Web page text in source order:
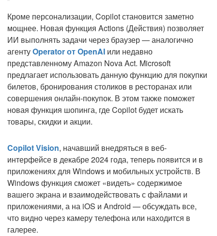
Кроме персонализации, Copilot становится заметно
мощнее. Новая функция Actions (Действия) позволяет
ИИ выполнять задачи через браузер — аналогично
агентуOperator от OpenAI или недавно
представленному Amazon Nova Act. Microsoft
предлагает использовать данную функцию для покупки
билетов, бронирования столиков в ресторанах или
совершения онлайн-покупок. В этом также поможет
новая функция шопинга, где Copilot будет искать
товары, скидки и акции.
Copilot Vision, начавший внедряться в веб-
интерфейсе в декабре 2024 года, теперь появится и в
приложениях для Windows и мобильных устройств. В
Windows функция сможет «видеть» содержимое
вашего экрана и взаимодействовать с файлами и
приложениями, а на iOS и Android — обсуждать все,
что видно через камеру телефона или находится в
галерее.